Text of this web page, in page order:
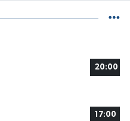
20:00
17:00